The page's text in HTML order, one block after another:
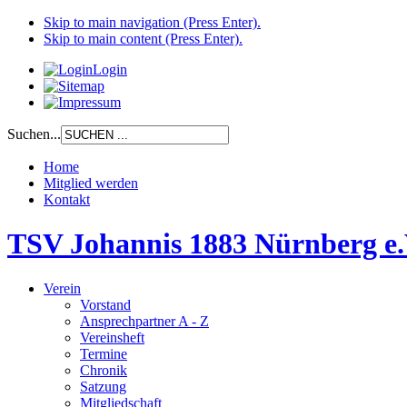
Skip to main navigation (Press Enter).
Skip to main content (Press Enter).
Login
Suchen...
Home
Mitglied werden
Kontakt
TSV Johannis 1883 Nürnberg
Verein
Vorstand
Ansprechpartner A - Z
Vereinsheft
Termine
Chronik
Satzung
Mitgliedschaft